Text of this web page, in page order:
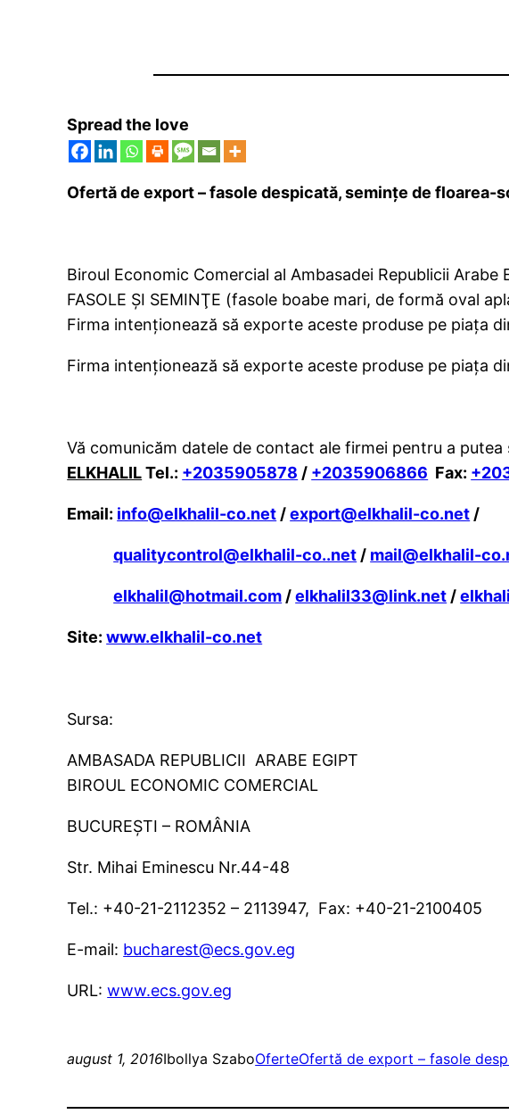
Spread the love
Ofertă de export – fasole despicată, seminţe de floarea-
Biroul Economic Comercial al Ambasadei Republicii
FASOLE ŞI SEMINŢE (fasole boabe mari, de formă oval
Firma intenţionează să exporte aceste produse pe piaţa
Firma intenţionează să exporte aceste produse pe piaţa
Vă comunicăm datele de contact ale firmei pentru a
ELKHALILTel.: +2035905878 / +2035906866 Fax:
Email: info@elkhalil-co.net /export@elkhalil-co.net /
qualitycontrol@elkhalil-co..net / mail@elkhalil-
elkhalil@hotmail.com /elkhalil33@link.net /
Site:www.elkhalil-co.net
Sursa:
AMBASADA REPUBLICII ARABE EGIPT
BIROUL ECONOMIC COMERCIAL
BUCUREŞTI – ROMÂNIA
Str. Mihai Eminescu Nr.44-48
Tel.: +40-21-2112352 – 2113947, Fax: +40-21-2100405
E-mail: bucharest@ecs.gov.eg
URL:www.ecs.gov.eg
august 1, 2016Ibollya SzaboOferteOfertă de export – fasole